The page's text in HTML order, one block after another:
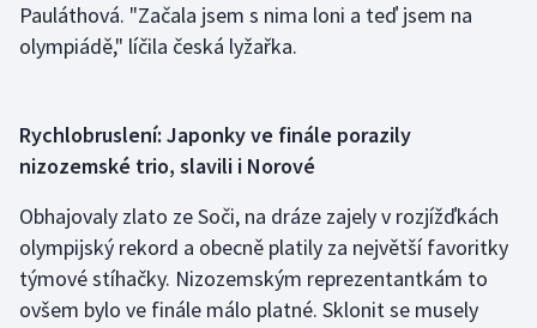
Pauláthová. "Začala jsem s nima loni a teď jsem na
olympiádě," líčila česká lyžařka.
Rychlobruslení: Japonky ve finále porazily
nizozemské trio, slavili i Norové
Obhajovaly zlato ze Soči, na dráze zajely v rozjížďkách
olympijský rekord a obecně platily za největší favoritky
týmové stíhačky. Nizozemským reprezentantkám to
ovšem bylo ve finále málo platné. Sklonit se musely